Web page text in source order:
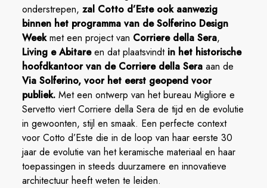
onderstrepen,zal Cotto d’Este ook aanwezig
binnen het programma van de Solferino Design
Weekmet een project van Corriere della Sera,
Living e Abitareen dat plaatsvindt in het historische
hoofdkantoor van de Corriere della Sera aan de
Via Solferino, voor het eerst geopend voor
publiek. Met een ontwerp van het bureau Migliore e
Servetto viert Corriere della Sera de tijd en de evolutie
in gewoonten, stijl en smaak. Een perfecte context
voor Cotto d’Este die in de loop van haar eerste 30
jaar de evolutie van het keramische materiaal en haar
toepassingen in steeds duurzamere en innovatieve
architectuur heeft weten te leiden.